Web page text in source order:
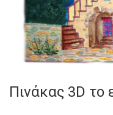
Πινάκας 3D το